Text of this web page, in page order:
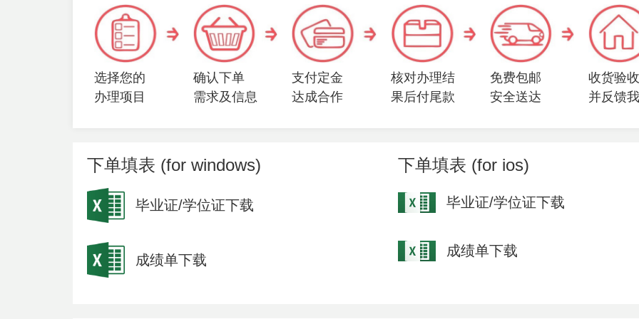
选择您的
办理项目
确认下单
需求及信息
支付定金
达成合作
核对办理结
果后付尾款
免费包邮
安全送达
收货验
并反馈
下单填表 (for windows)
毕业证/学位证下载
成绩单下载
下单填表 (for ios)
毕业证/学位证下载
成绩单下载